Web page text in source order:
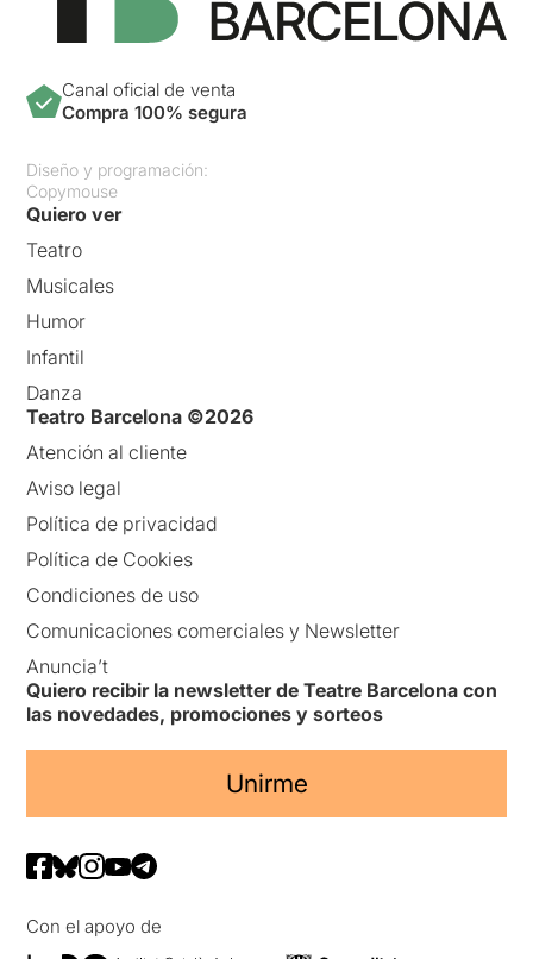
Canal oficial de venta
Compra 100% segura
Diseño y programación:
Copymouse
Quiero ver
Teatro
Musicales
Humor
Infantil
Danza
Teatro Barcelona ©2026
Atención al cliente
Aviso legal
Política de privacidad
Política de Cookies
Condiciones de uso
Comunicaciones comerciales y Newsletter
Anuncia’t
Quiero recibir la newsletter de Teatre Barcelona con
las novedades, promociones y sorteos
Unirme
Con el apoyo de